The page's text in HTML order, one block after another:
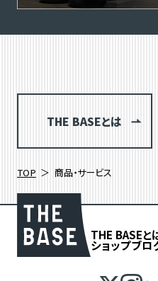
THE BASEとは
TOP 商品・サービス
THE BASEと
ショップブロ